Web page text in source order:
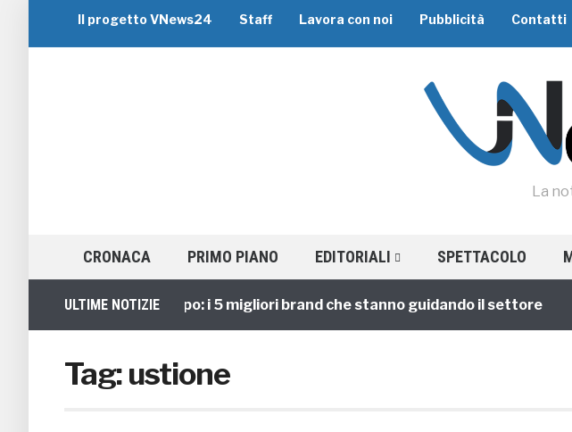
Il progetto VNews24 Staff Lavora con noi Pubblicità Contatti
La
CRONACA PRIMO PIANO EDITORIALI SPETTACOLO
ULTIME NOTIZIE
Viaggi di Gruppo: i 5 migliori brand che stanno guidando il settore
Tag:ustione